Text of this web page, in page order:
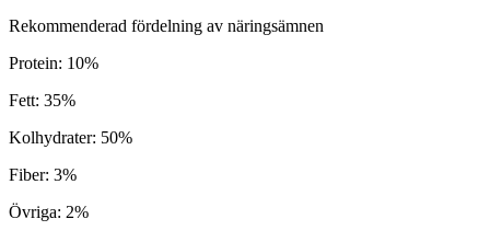
Rekommenderad fördelning av näringsämnen
Protein: 10%
Fett: 35%
Kolhydrater: 50%
Fiber: 3%
Övriga: 2%